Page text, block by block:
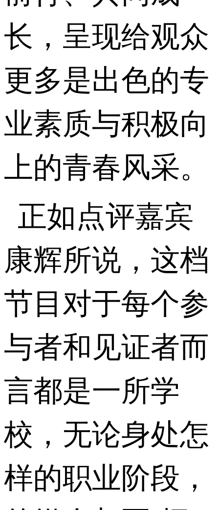
长，呈现给观众
更多是出色的专
业素质与积极向
上的青春风采。
正如点评嘉宾
康辉所说，这档
节目对于每个参
与者和见证者而
言都是一所学
校，无论身处怎
样的职业阶段，